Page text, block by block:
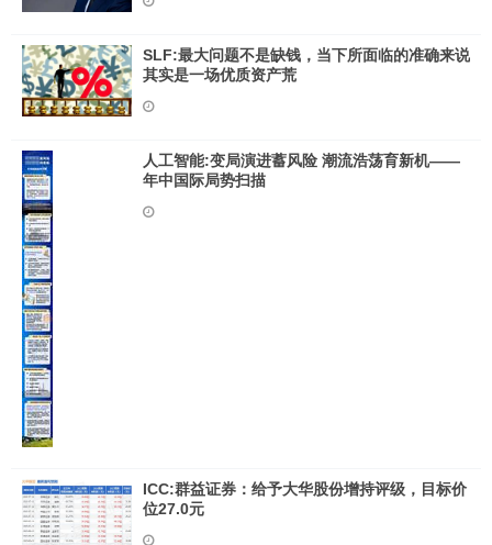
SLF:最大问题不是缺钱，当下所面临的准确来说
其实是一场优质资产荒
人工智能:变局演进蓄风险 潮流浩荡育新机——
年中国际局势扫描
ICC:群益证券：给予大华股份增持评级，目标价
位27.0元